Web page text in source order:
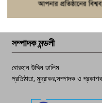
সম্পাদক মন্ডলী
বোরহান উদ্দিন ডালিম
প্রতিষ্ঠাতা, মুদ্রাকর,সম্পাদক ও